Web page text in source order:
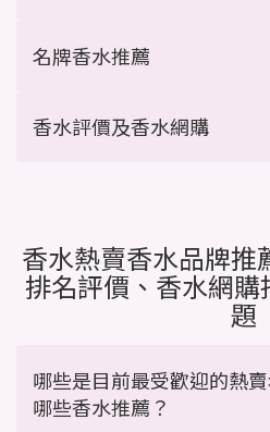
名牌香水推薦
香水評價及香水網購
香水熱賣香水品牌推
排名評價、香水網購
題
哪些是目前最受歡迎的熱
哪些香水推薦？